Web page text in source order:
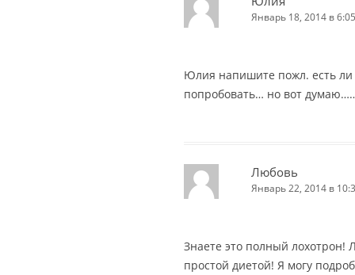
Январь 18, 2014 в
Юлия напишите пожл. есть ли
попробовать… но вот
Любовь
Январь 22, 2014 в
Знаете это полный лохотрон!
простой диетой! Я могу